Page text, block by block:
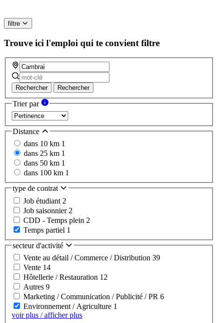
filtre
Trouve ici l'emploi qui te convient filtre
Rechercher Rechercher
Trier par
Distance
dans 10 km 1
dans 25 km 1
dans 50 km 1
dans 100 km 1
type de contrat
Job étudiant 2
Job saisonnier 2
CDD - Temps plein 2
Temps partiel 1
secteur d'activité
Vente au détail / Commerce / Distribution 39
Vente 14
Hôtellerie / Restauration 12
Autres 9
Marketing / Communication / Publicité / PR 6
Environnement / Agriculture 1
voir plus / afficher plus